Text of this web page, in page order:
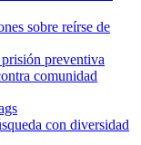
sobre reírse de
preventiva
comunidad
con diversidad